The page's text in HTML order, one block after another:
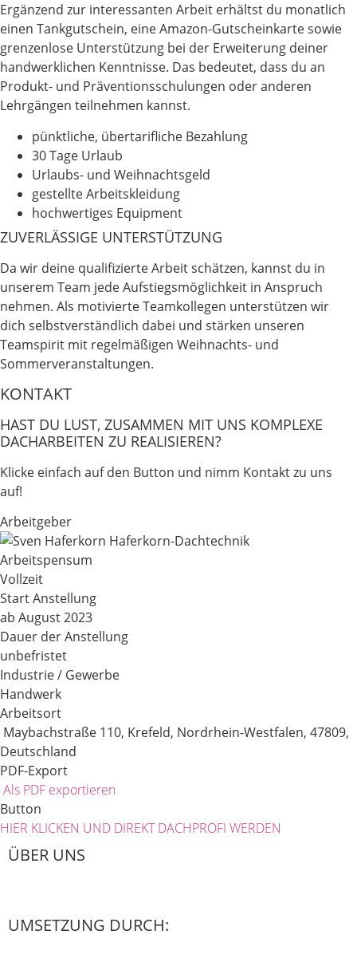
Ergänzend zur interessanten Arbeit erhältst du monatlich
einen Tankgutschein, eine Amazon-Gutscheinkarte sowie
grenzenlose Unterstützung bei der Erweiterung deiner
handwerklichen Kenntnisse. Das bedeutet, dass du an
Produkt- und Präventionsschulungen oder anderen
Lehrgängen teilnehmen kannst.
pünktliche, übertarifliche Bezahlung
30 Tage Urlaub
Urlaubs- und Weihnachtsgeld
gestellte Arbeitskleidung
hochwertiges Equipment
ZUVERLÄSSIGE UNTERSTÜTZUNG
Da wir deine qualifizierte Arbeit schätzen, kannst du in
unserem Team jede Aufstiegsmöglichkeit in Anspruch
nehmen. Als motivierte Teamkollegen unterstützen wir
dich selbstverständlich dabei und stärken unseren
Teamspirit mit regelmäßigen Weihnachts- und
Sommerveranstaltungen.
KONTAKT
HAST DU LUST, ZUSAMMEN MIT UNS KOMPLEXE
DACHARBEITEN ZU REALISIEREN?
Klicke einfach auf den Button und nimm Kontakt zu uns
auf!
Arbeitgeber
Arbeitspensum
Vollzeit
Start Anstellung
ab August 2023
Dauer der Anstellung
unbefristet
Industrie / Gewerbe
Handwerk
Arbeitsort
Maybachstraße 110, Krefeld, Nordrhein-Westfalen, 47809,
Deutschland
PDF-Export
Als PDF exportieren
Button
HIER KLICKEN UND DIREKT DACHPROFI WERDEN
ÜBER UNS
UMSETZUNG DURCH: